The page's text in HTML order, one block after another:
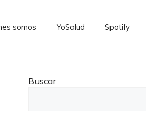
somos YoSalud Spotify
Buscar